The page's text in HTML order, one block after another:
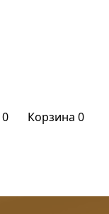
0 Корзина 0